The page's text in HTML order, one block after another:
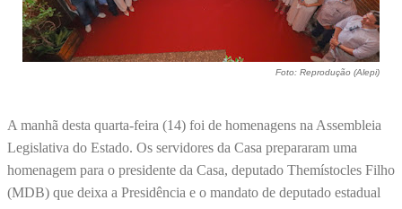
Foto: Reprodução (Alepi)
A manhã desta quarta-feira (14) foi de homenagens na Assembleia
Legislativa do Estado. Os servidores da Casa prepararam uma
homenagem para o presidente da Casa, deputado Themístocles Filho
(MDB) que deixa a Presidência e o mandato de deputado estadual